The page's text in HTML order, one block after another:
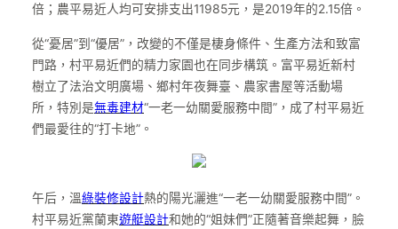
倍；農平易近人均可安排支出11985元，是2019年的2.15倍。
從“憂居”到“優居”，改變的不僅是棲身條件、生產方法和致富
門路，村平易近們的精力家園也在同步構筑。富平易近新村
樹立了法治文明廣場、鄉村年夜舞臺、農家書屋等活動場
所，特別是無毒建材“一老一幼關愛服務中間”，成了村平易近
們最愛往的“打卡地”。
午后，溫綠裝修設計熱的陽光灑進“一老一幼關愛服務中間”。
村平易近黨蘭東遊艇設計和她的“姐妹們”正隨著音樂起舞，臉